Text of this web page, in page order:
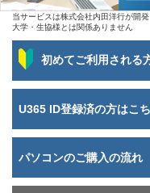
当サービスは株式会社内田洋行が開発
大学・生協様とは関係ありません
初めてご利用される
U365 ID登録済の方はこ
パソコンのご購入の流れ